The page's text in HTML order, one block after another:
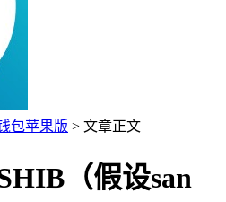
包苹果版 > 文章正文
（假设san